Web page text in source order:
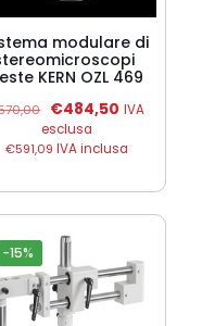
modulare di

KERN OZL 469
Il
prezzo
originale
€484,50 Il
attuale
€484,50.
IVA
esclusa
€591,09 IVA inclusa
-15%